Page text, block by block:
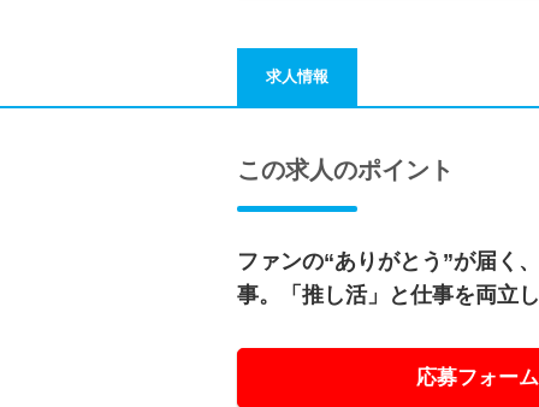
求人情報
この求人のポイント
ファンの“ありがとう”が届く
事。「推し活」と仕事を両立
応募フォー